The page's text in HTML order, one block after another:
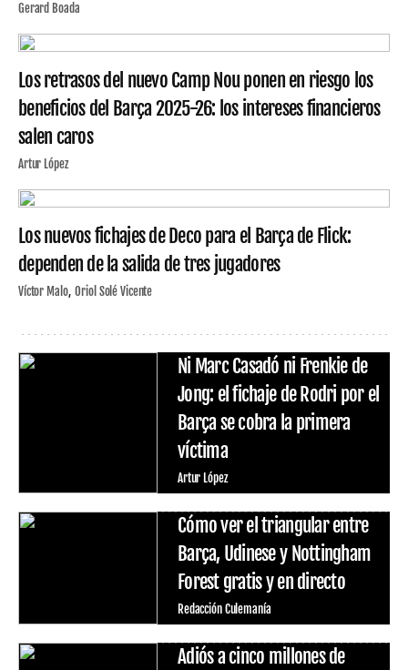
Gerard Boada
Los retrasos del nuevo Camp Nou ponen en riesgo los
beneficios del Barça 2025-26: los intereses financieros
salen caros
Artur López
Los nuevos fichajes de Deco para el Barça de Flick:
dependen de la salida de tres jugadores
Víctor Malo Oriol Solé Vicente
Ni Marc Casadó ni Frenkie de
Jong: el fichaje de Rodri por el
Barça se cobra la primera
víctima
Artur López
Cómo ver el triangular entre
Barça, Udinese y Nottingham
Forest gratis y en directo
Redacción Culemanía
Adiós a cinco millones de